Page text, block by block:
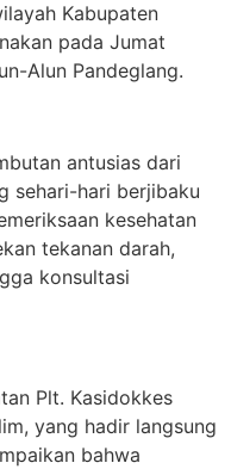
Kabupaten
pada Jumat
Alun Pandeglang.
antusias dari
sehari-hari berjibaku
kesehatan
tekanan darah,
konsultasi
Plt. Kasidokkes
yang hadir langsung
bahwa